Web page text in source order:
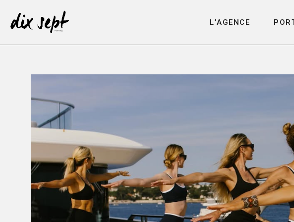
L’AGENCE
P OR